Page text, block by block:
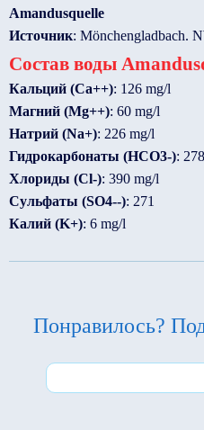
Amandusquelle
Источник: Mönchengladbach.
Состав воды
Кальций (Ca++): 126 mg/l
Магний (Mg++): 60 mg/l
Натрий (Na+): 226 mg/l
Гидрокарбонаты (HCO3-):
Хлориды (Cl-): 390 mg/l
Сульфаты (SO4--): 271
Калий (K+): 6 mg/l
Понравилось?